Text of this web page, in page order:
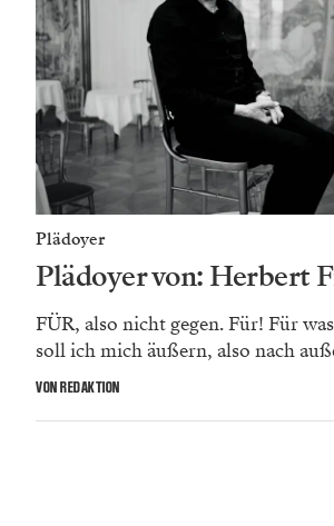
Plädoyer
Plädoyer von: Herbert
FÜR, also nicht gegen. Für! Für
soll ich mich äußern, also nach
VON REDAKTION